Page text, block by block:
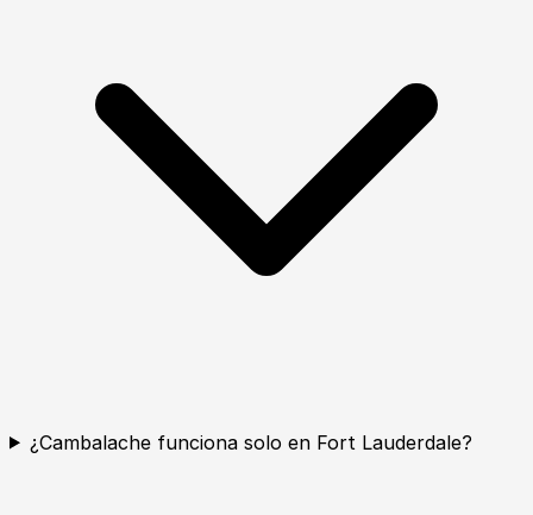
¿Cambalache funciona solo en Fort Lauderdale?